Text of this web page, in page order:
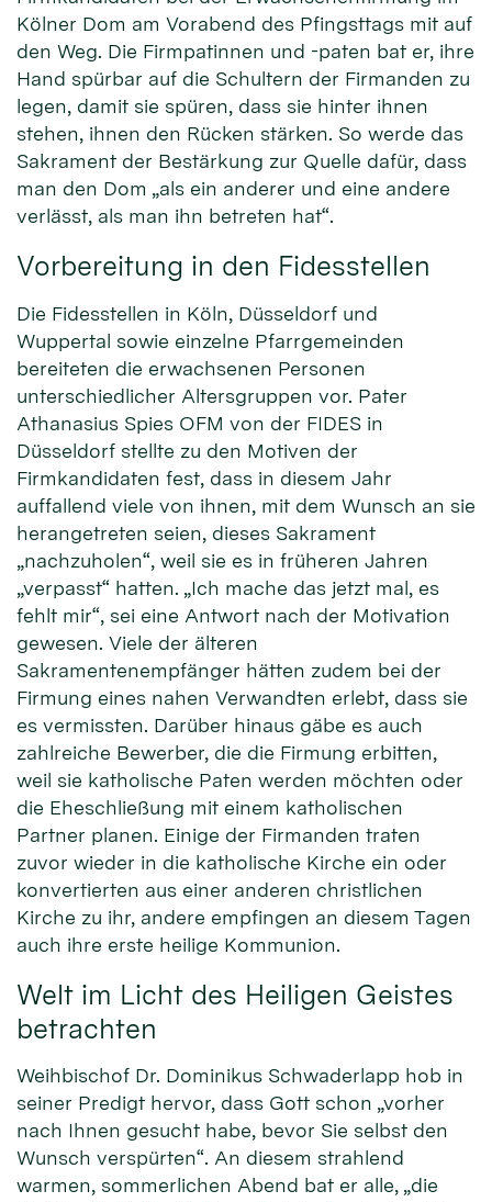
Kölner Dom am Vorabend des Pfingsttags mit auf
den Weg. Die Firmpatinnen und -paten bat er, ihre
Hand spürbar auf die Schultern der Firmanden zu
legen, damit sie spüren, dass sie hinter ihnen
stehen, ihnen den Rücken stärken. So werde das
Sakrament der Bestärkung zur Quelle dafür, dass
man den Dom „als ein anderer und eine andere
verlässt, als man ihn betreten hat“.
Vorbereitung in den Fidesstellen
Die Fidesstellen in Köln, Düsseldorf und
Wuppertal sowie einzelne Pfarrgemeinden
bereiteten die erwachsenen Personen
unterschiedlicher Altersgruppen vor. Pater
Athanasius Spies OFM von der FIDES in
Düsseldorf stellte zu den Motiven der
Firmkandidaten fest, dass in diesem Jahr
auffallend viele von ihnen, mit dem Wunsch an sie
herangetreten seien, dieses Sakrament
„nachzuholen“, weil sie es in früheren Jahren
„verpasst“ hatten. „Ich mache das jetzt mal, es
fehlt mir“, sei eine Antwort nach der Motivation
gewesen. Viele der älteren
Sakramentenempfänger hätten zudem bei der
Firmung eines nahen Verwandten erlebt, dass sie
es vermissten. Darüber hinaus gäbe es auch
zahlreiche Bewerber, die die Firmung erbitten,
weil sie katholische Paten werden möchten oder
die Eheschließung mit einem katholischen
Partner planen. Einige der Firmanden traten
zuvor wieder in die katholische Kirche ein oder
konvertierten aus einer anderen christlichen
Kirche zu ihr, andere empfingen an diesem Tagen
auch ihre erste heilige Kommunion.
Welt im Licht des Heiligen Geistes
betrachten
Weihbischof Dr. Dominikus Schwaderlapp hob in
seiner Predigt hervor, dass Gott schon „vorher
nach Ihnen gesucht habe, bevor Sie selbst den
Wunsch verspürten“. An diesem strahlend
warmen, sommerlichen Abend bat er alle, „die